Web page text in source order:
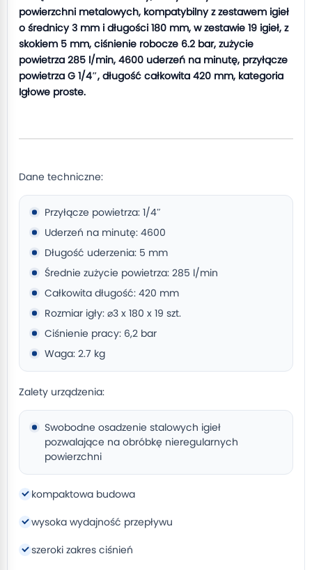
powierzchni metalowych, kompatybilny z zestawem igieł
o średnicy 3 mm i długości 180 mm, w zestawie 19 igieł, z
skokiem 5 mm, ciśnienie robocze 6.2 bar, zużycie
powietrza 285 l/min, 4600 uderzeń na minutę, przyłącze
powietrza G 1/4″, długość całkowita 420 mm, kategoria
Igłowe proste.
Dane techniczne:
Przyłącze powietrza: 1/4″
Uderzeń na minutę: 4600
Długość uderzenia: 5 mm
Średnie zużycie powietrza: 285 l/min
Całkowita długość: 420 mm
Rozmiar igły: ⌀3 x 180 x 19 szt.
Ciśnienie pracy: 6,2 bar
Waga: 2.7 kg
Zalety urządzenia:
Swobodne osadzenie stalowych igieł
pozwalające na obróbkę nieregularnych
powierzchni
kompaktowa budowa
wysoka wydajność przepływu
szeroki zakres ciśnień